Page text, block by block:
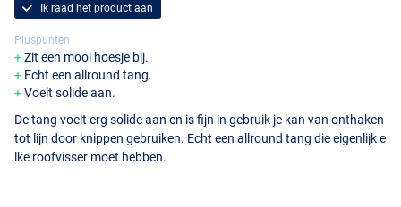
Ik raad het product aan
Pluspunten
Zit een mooi hoesje bij.
Echt een allround tang.
Voelt solide aan.
De tang voelt erg solide aan en is fijn in gebruik je kan van onthaken
tot lijn door knippen gebruiken. Echt een allround tang die eigenlijk e
lke roofvisser moet hebben.